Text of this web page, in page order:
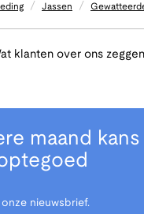
/ Jassen /
klanten over ons zeggen
maand
nieuwsbrief.